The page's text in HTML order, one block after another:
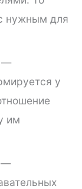
нужным для
—
у
им
—